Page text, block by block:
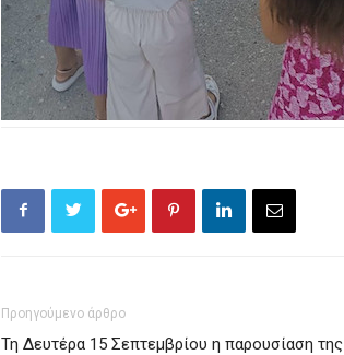
Προηγούμενο άρθρο
Τη Δευτέρα 15 Σεπτεμβρίου η παρουσίαση της